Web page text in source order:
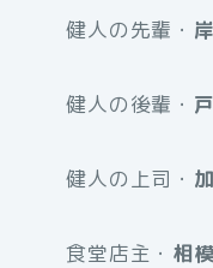
健人の先輩・
健人の後輩・
健人の上司・
食堂店主・ 相